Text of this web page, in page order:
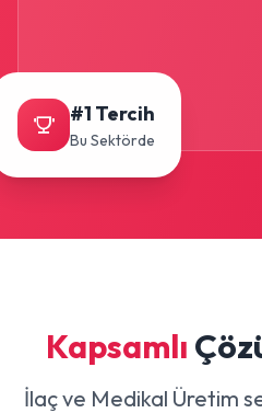
#1 Tercih
Bu Sektörde
Kapsamlı
İlaç ve Medikal Üretim